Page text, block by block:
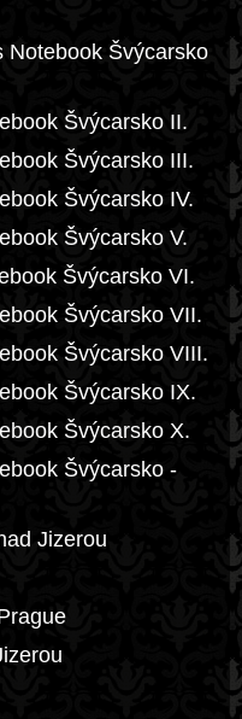
Notebook Švýcarsko
Švýcarsko II.
Švýcarsko III.
Švýcarsko IV.
Švýcarsko V.
Švýcarsko VI.
Švýcarsko VII.
Švýcarsko VIII.
Švýcarsko IX.
Švýcarsko X.
Švýcarsko -
Jizerou